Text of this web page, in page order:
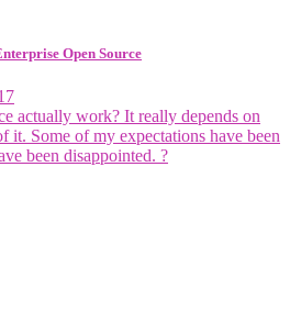
Open Source
actually work? It really depends on
it. Some of my expectations have been
been disappointed. ?